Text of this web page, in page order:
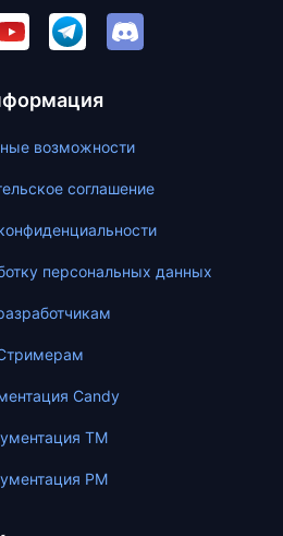
возможности
соглашение
персональных данных
Candy
ТМ
PM